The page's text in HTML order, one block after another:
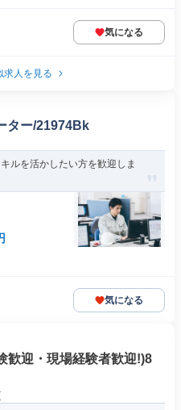
気になる
求人を見る
ター/21974Bk
ルを活かしたい方を歓迎しま
気になる
歓迎・現場経験者歓迎!)8